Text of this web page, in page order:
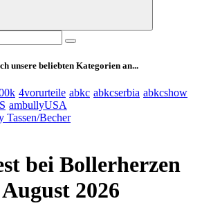
unsere beliebten Kategorien an...
4vorurteile abkc abkcserbia abkcshow
ambullyUSA
Tassen/Becher
bei Bollerherzen
2026